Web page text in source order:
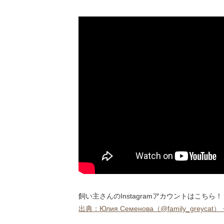
飼い主さんのInstagramアカウントはこちら！
出典：Юлия Семенова（@family_greycat）